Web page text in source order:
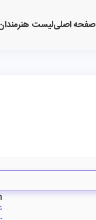
صفحه اصلیلیست